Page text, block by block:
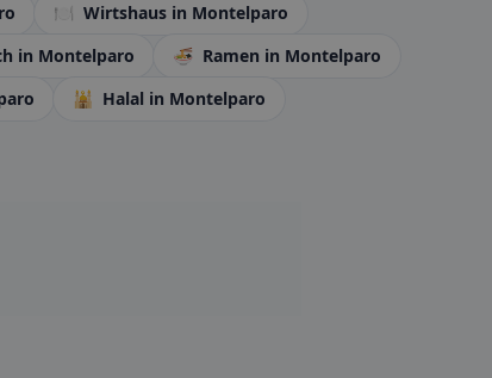
🍽️ Wirtshaus in Montelparo
in Montelparo 🍜 Ramen in Montelparo
🕌 Halal in Montelparo